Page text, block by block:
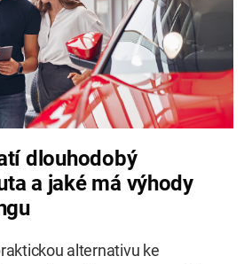
dlouhodobý
a jaké má výhody
alternativu ke